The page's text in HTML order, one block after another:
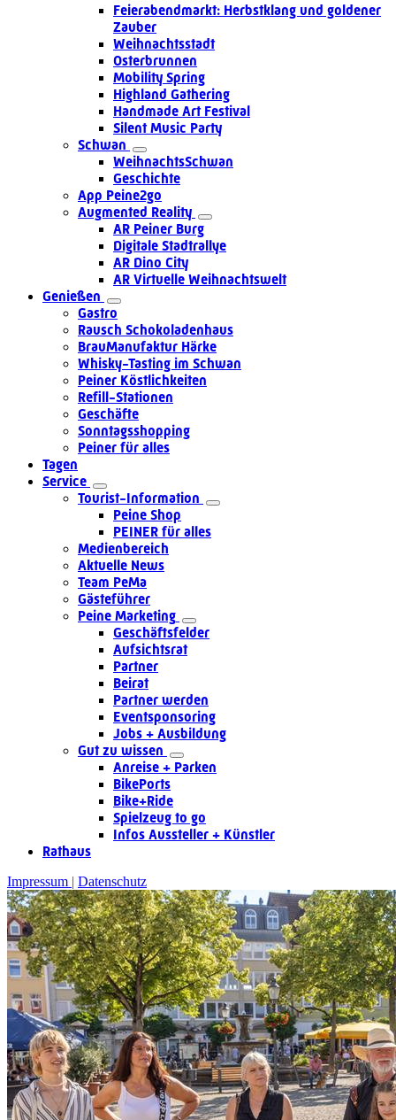
Feierabendmarkt: Herbstklang und goldener
Zauber
Weihnachtsstadt
Osterbrunnen
Mobility Spring
Highland Gathering
Handmade Art Festival
Silent Music Party
Schwan
WeihnachtsSchwan
Geschichte
App Peine2go
Augmented Reality
AR Peiner Burg
Digitale Stadtrallye
AR Dino City
AR Virtuelle Weihnachtswelt
Genießen
Gastro
Rausch Schokoladenhaus
BrauManufaktur Härke
Whisky-Tasting im Schwan
Peiner Köstlichkeiten
Refill-Stationen
Geschäfte
Sonntagsshopping
Peiner für alles
Tagen
Service
Tourist-Information
Peine Shop
PEINER für alles
Medienbereich
Aktuelle News
Team PeMa
Gästeführer
Peine Marketing
Geschäftsfelder
Aufsichtsrat
Partner
Beirat
Partner werden
Eventsponsoring
Jobs + Ausbildung
Gut zu wissen
Anreise + Parken
BikePorts
Bike+Ride
Spielzeug to go
Infos Aussteller + Künstler
Rathaus
Impressum Datenschutz